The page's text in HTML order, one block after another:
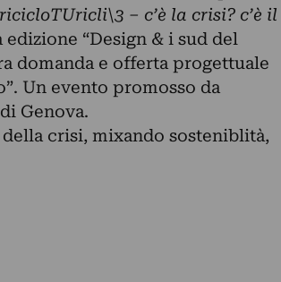
– c’è la crisi? c’è il
“Design & i sud del
domanda e offerta progettuale
Un evento promosso da
Genova.
crisi, mixando sosteniblità,